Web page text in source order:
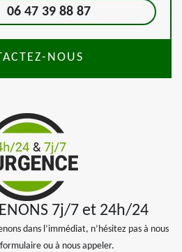
06 47 39 88 87
NOUS
7j/7 et 24h/24
dans l’immédiat, n’hésitez pas à nous
ou à nous appeler.